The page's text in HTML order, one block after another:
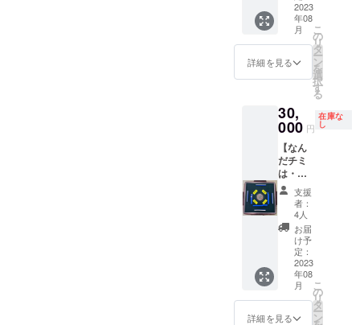
サイズ
は、
2cm ×
6.5cm
とな
りま
す
時、必
ず備考
欄に掲
載を希
望され
るお名
前
（ニッ
クネー
ム）を
ご記入
くださ
い ※
本プロ
ジェク
トで
は、企
定は特
にござ
いませ
ん。動
画は弊
社
YouTub
カイブ
されま
す ※
お名前
の掲出
は、文
字のみ
です。
６文字
以内を
目安に
お願い
します
※掲載
サイズ
は、
2.5cm ×
と麻雀
（東風
戦１試
合）
対戦権
※麻雀
ができ
は、ト
ランプ
（ババ
抜き）
対戦権
へ変更
が可能
です
※場所は
東京都
内。対
戦日時
は、い
くつか
の候補
日から
調整を
2023
年08
月
詳細を見る
こ
の
リ
タ
ー
ン
を
選
択
す
る
30,
000 円
在庫な
し
【なん
だチミ
は・サ
ポー
ター】
・麻雀
卓への
お名前
の掲出
※主に
真上か
らの俯
瞰映像
時に露
支援
者：
4人
お届
け予
定：
2023
年08
月
詳細を見る
こ
の
リ
タ
ー
ン